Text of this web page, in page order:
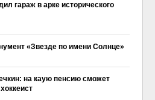
гараж в арке исторического
«Звезде по имени Солнце»
на каую пенсию сможет